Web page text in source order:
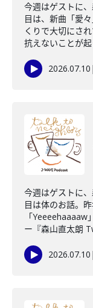
今週はゲストに
目は、新曲「愛
くりで大切にさ
抗えないことが
2026.07.10 |
今週はゲストに
目は体のお話。
「
ー『森山直太朗
2026.07.10 |